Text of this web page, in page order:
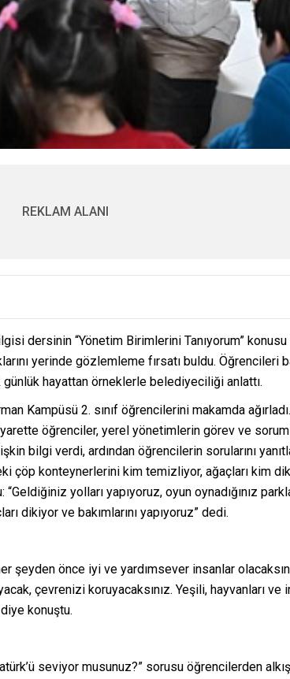
REKLAM ALANI
dersinin “Yönetim Birimlerini Tanıyorum”
yerinde gözlemleme fırsatı buldu. Öğrencileri
hayattan örneklerle belediyeciliği anlattı.
Kampüsü 2. sınıf öğrencilerini makamda
öğrenciler, yerel yönetimlerin görev ve
bilgi verdi, ardından öğrencilerin sorularını
çöp konteynerlerini kim temizliyor, ağaçları kim
yolları yapıyoruz, oyun oynadığınız
dikiyor ve bakımlarını yapıyoruz” dedi.
şeyden önce iyi ve yardımsever insanlar
çevrenizi koruyacaksınız. Yeşili, hayvanları ve
konuştu.
seviyor musunuz?” sorusu öğrencilerden